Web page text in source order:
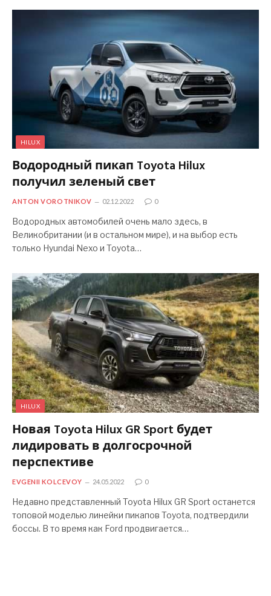
HILUX
Водородный пикап Toyota Hilux
получил зеленый свет
ANTON VOROTNIKOV 02.12.2022 0
Водородных автомобилей очень мало здесь, в
Великобритании (и в остальном мире), и на выбор есть
только Hyundai Nexo и Toyota…
HILUX
Новая Toyota Hilux GR Sport будет
лидировать в долгосрочной
перспективе
EVGENII KOLCEVOY 24.05.2022 0
Недавно представленный Toyota Hilux GR Sport останется
топовой моделью линейки пикапов Toyota, подтвердили
боссы. В то время как Ford продвигается…